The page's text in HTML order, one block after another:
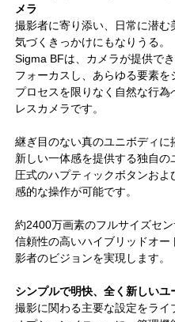
メラ
撮影者に寄り添い、日常に潜
気づくきっかけにもなりうる。
Sigma BFは、カメラが提供で
フォーカスし、あらゆる要素
プロセスを限りなく自然な行
レスカメラです。
継ぎ目のない真のユニボディ
新しい一体感を提供する独自
圧式のハプティックボタンお
感的な操作が可能です。
約2400万画素のフルサイズセ
信頼性の高いハイブリッドオ
影者のビジョンを実現します。
シンプルで明快、全く新しいユ
撮影に関わる主要な設定をラ